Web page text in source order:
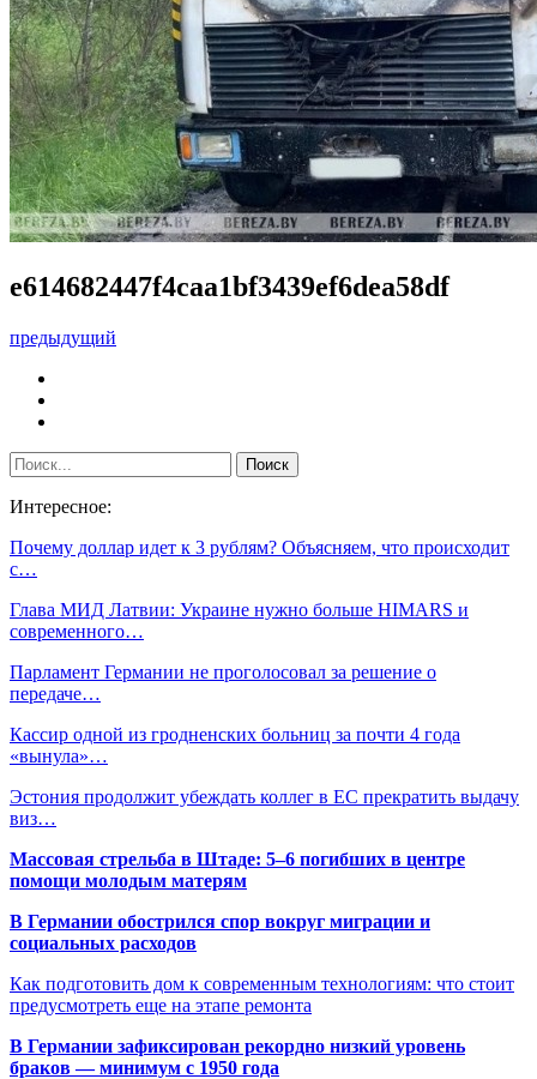
e614682447f4caa1bf3439ef6dea58df
предыдущий
Интересное:
Почему доллар идет к 3 рублям? Объясняем, что происходит
с…
Глава МИД Латвии: Украине нужно больше HIMARS и
современного…
Парламент Германии не проголосовал за решение о
передаче…
Кассир одной из гродненских больниц за почти 4 года
«вынула»…
Эстония продолжит убеждать коллег в ЕС прекратить выдачу
виз…
Массовая стрельба в Штаде: 5–6 погибших в центре
помощи молодым матерям
В Германии обострился спор вокруг миграции и
социальных расходов
Как подготовить дом к современным технологиям: что стоит
предусмотреть еще на этапе ремонта
В Германии зафиксирован рекордно низкий уровень
браков — минимум с 1950 года